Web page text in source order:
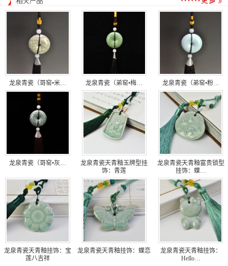
龙泉青瓷（哥窑•米… 龙泉青瓷（弟窑•梅… 龙泉青瓷（弟窑•粉…
龙泉青瓷（哥窑•灰…
龙泉青瓷天青釉玉牌型挂
饰：青莲
龙泉青瓷天青釉富贵锁型
挂饰：蝶…
龙泉青瓷天青釉挂饰：宝
莲八吉祥
龙泉青瓷天青釉挂饰：蝶恋
龙泉青瓷天青釉挂饰：
Hello…